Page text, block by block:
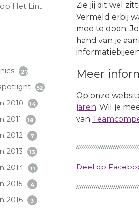
Het Lint
127
52
2010 14
2011 18
2012 7
2013 13
2014 11
2015 4
2016 3
Zie jij dit wel
Vermeld erbij
mee te doen.
hand van je
Meer
Op onze
jaren. Wil je
van
Deel op